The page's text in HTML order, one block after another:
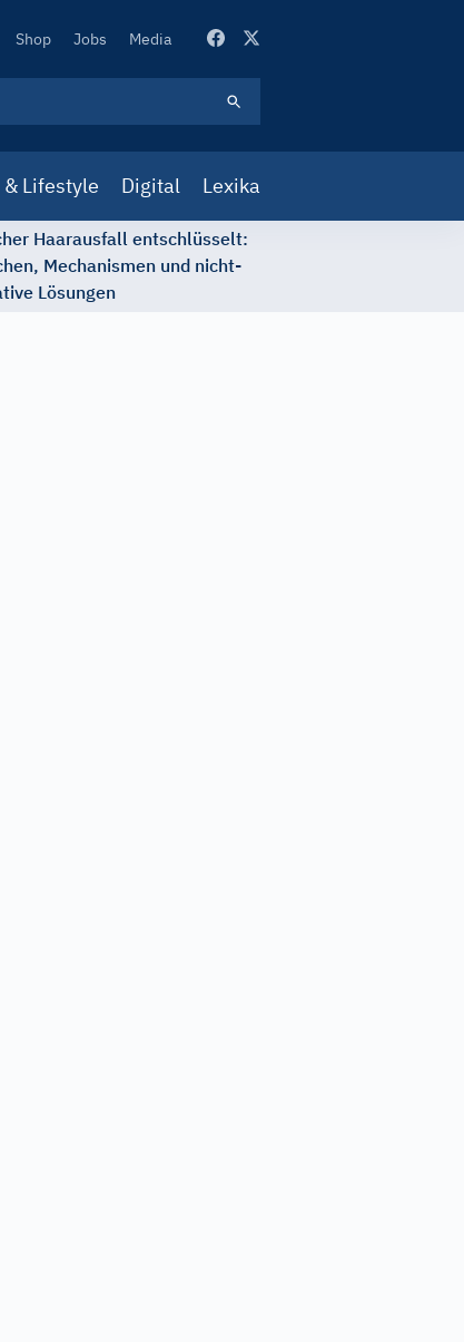
Secondary
Shop Jobs Media
& Lifestyle Digital Lexika
Haarausfall entschlüsselt:
Mechanismen und nicht-
Lösungen